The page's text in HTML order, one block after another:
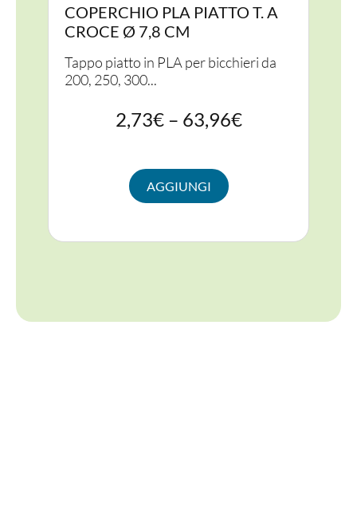
COPERCHIO PLA PIATTO T. A
CROCE Ø 7,8 CM
Tappo piatto in PLA per bicchieri da
200, 250, 300...
2,73€– 63,96€
AGGIUNGI